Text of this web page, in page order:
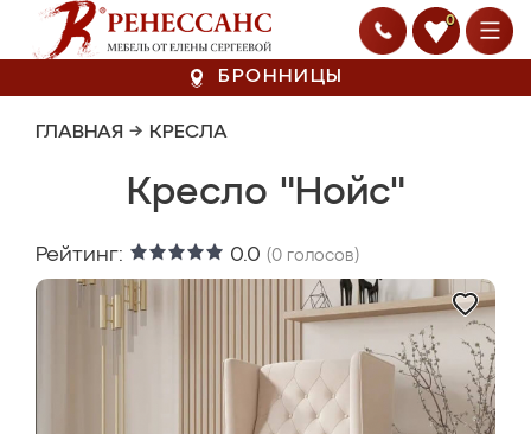
0
БРОННИЦЫ
ГЛАВНАЯ → КРЕСЛА
Кресло "Нойс"
Рейтинг: 0.0 (0 голосов)